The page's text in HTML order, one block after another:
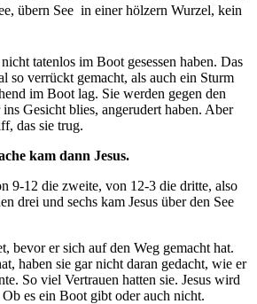
übern See  in einer hölzern Wurzel, kein
tatenlos im Boot gesessen haben. Das
so verrückt gemacht, als auch ein Sturm
im Boot lag. Sie werden gegen den
Gesicht blies, angerudert haben. Aber
das sie trug.
kam dann Jesus.
9-12 die zweite, von 12-3 die dritte, also
drei und sechs kam Jesus über den See
bevor er sich auf den Weg gemacht hat.
haben sie gar nicht daran gedacht, wie er
So viel Vertrauen hatten sie. Jesus wird
es ein Boot gibt oder auch nicht.